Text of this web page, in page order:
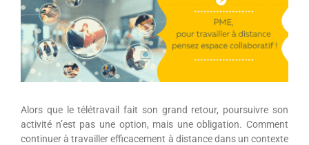
l'image
agrandie
Alors que le télétravail fait son grand retour, poursuivre son
activité n’est pas une option, mais une obligation. Comment
continuer à travailler efficacement à distance dans un contexte